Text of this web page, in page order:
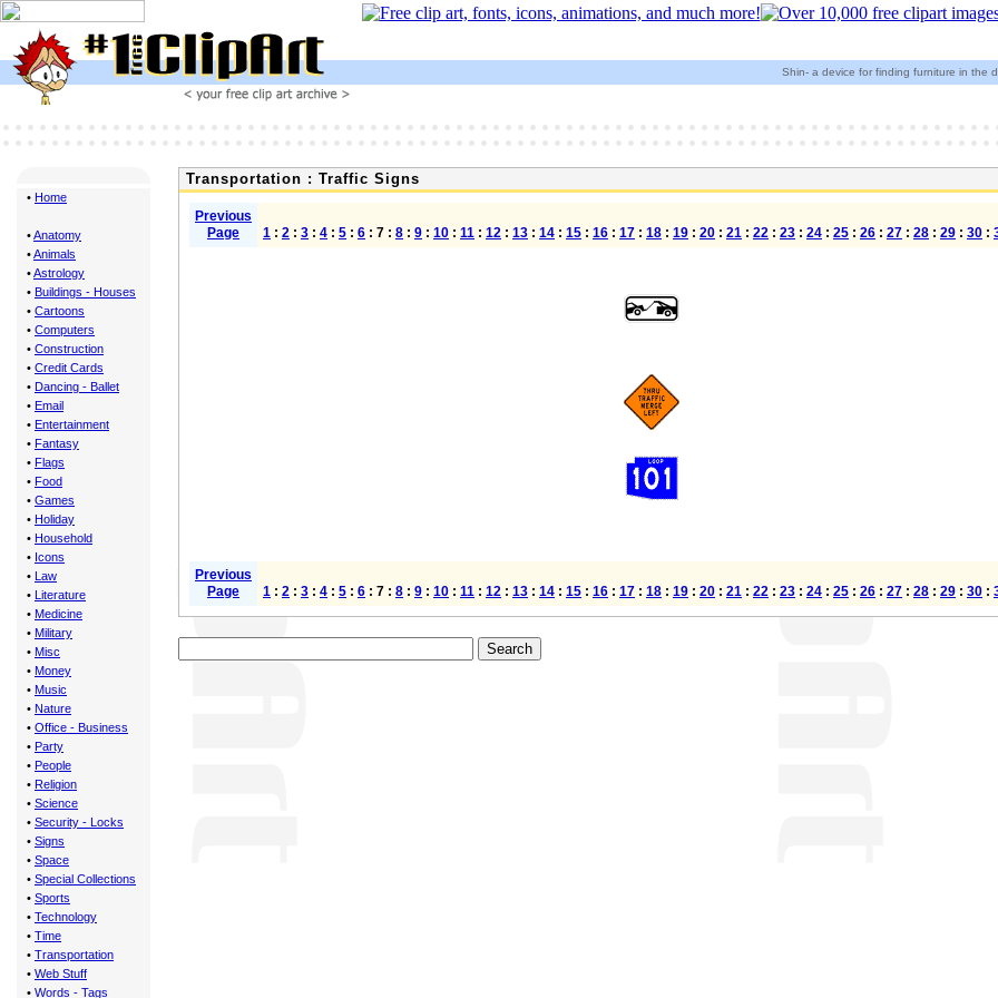
Shin- a device for finding furniture in the
• Home
•Anatomy
•Animals
•Astrology
• Buildings - Houses
• Cartoons
• Computers
• Construction
• Credit Cards
• Dancing - Ballet
• Email
• Entertainment
• Fantasy
• Flags
• Food
• Games
• Holiday
• Household
• Icons
• Law
• Literature
• Medicine
• Military
• Misc
• Money
• Music
• Nature
• Office - Business
• Party
• People
• Religion
• Science
• Security - Locks
• Signs
• Space
• Special Collections
• Sports
• Technology
• Time
• Transportation
• Web Stuff
• Words - Tags
Transportation : Traffic Signs
Previous
Page
1 : 2 : 3 : 4 : 5 : 6 : 7 : 8 : 9 : 10 : 11 : 12 : 13 : 14 : 15 : 16 : 17 : 18 : 19 : 20 : 21 : 22 : 23 : 24 : 25 : 26 : 27 : 28 : 29 : 30 :
Previous
Page
1 : 2 : 3 : 4 : 5 : 6 : 7 : 8 : 9 : 10 : 11 : 12 : 13 : 14 : 15 : 16 : 17 : 18 : 19 : 20 : 21 : 22 : 23 : 24 : 25 : 26 : 27 : 28 : 29 : 30 :